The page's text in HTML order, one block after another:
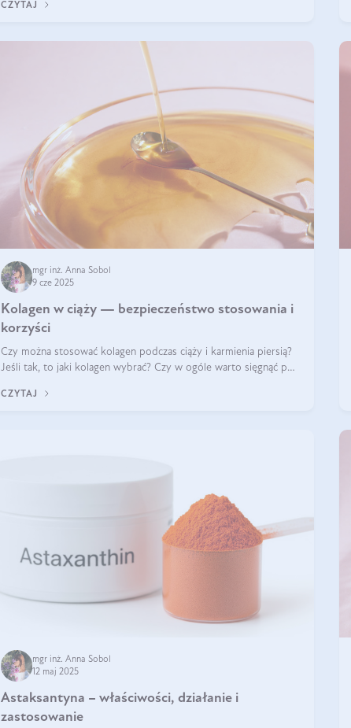
formie, byłby trudno strawialny. Aby był lepiej przyswajalny i
CZYTAJ
mgr inż. Anna Sobol
9 cze 2025
Kolagen w ciąży — bezpieczeństwo stosowania i
korzyści
Czy można stosować kolagen podczas ciąży i karmienia piersią?
Jeśli tak, to jaki kolagen wybrać? Czy w ogóle warto sięgnąć po
CZYTAJ
mgr inż. Anna Sobol
12 maj 2025
Astaksantyna – właściwości, działanie i
zastosowanie